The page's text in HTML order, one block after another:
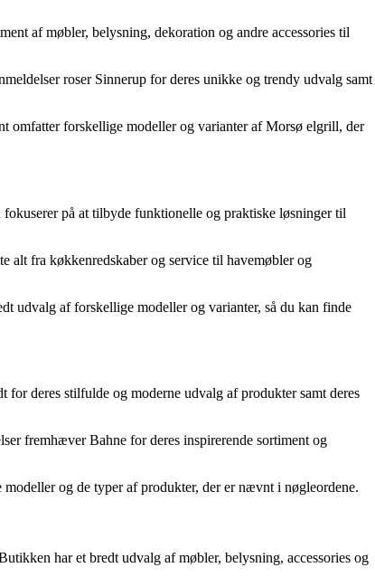
af møbler, belysning, dekoration og andre accessories til
roser Sinnerup for deres unikke og trendy udvalg samt
omfatter forskellige modeller og varianter af Morsø elgrill, der
på at tilbyde funktionelle og praktiske løsninger til
alt fra køkkenredskaber og service til havemøbler og
udvalg af forskellige modeller og varianter, så du kan finde
deres stilfulde og moderne udvalg af produkter samt deres
fremhæver Bahne for deres inspirerende sortiment og
og de typer af produkter, der er nævnt i nøgleordene.
har et bredt udvalg af møbler, belysning, accessories og